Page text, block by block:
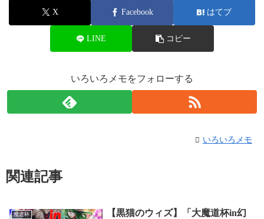
X Facebook はてブ
LINE コピー
いろいろメモをフォローする
いろいろメモ
関連記事
魔道杯
【黒猫のウィズ】「大魔道杯in幻